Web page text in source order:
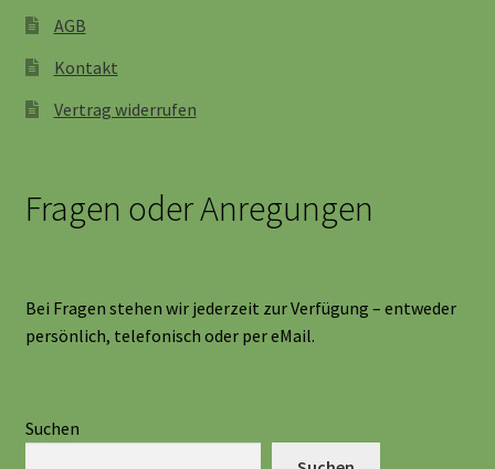
AGB
Kontakt
Vertrag widerrufen
Fragen oder Anregungen
Bei Fragen stehen wir jederzeit zur Verfügung – entweder
persönlich, telefonisch oder per eMail.
Suchen